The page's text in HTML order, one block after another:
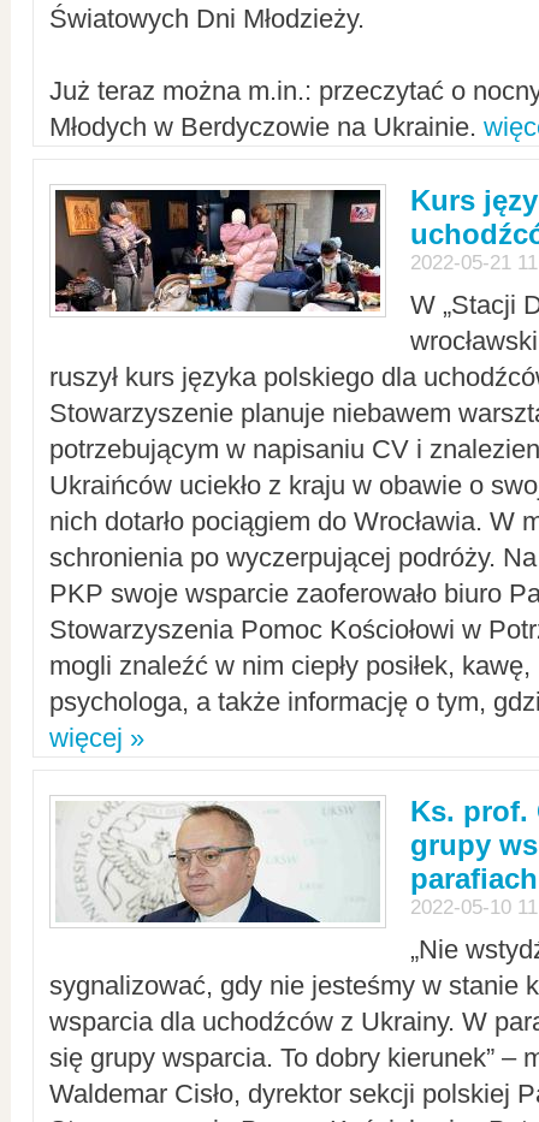
Światowych Dni Młodzieży.
Już teraz można m.in.: przeczytać o
Młodych w Berdyczowie na Ukrainie.
Kurs
2022-05-21
W „Stacji
ruszył kurs języka polskiego dla
Stowarzyszenie planuje niebawem
potrzebującym w napisaniu CV i
Ukraińców uciekło z kraju w obawie o
nich dotarło pociągiem do Wrocławia. W
schronienia po wyczerpującej podróży.
PKP swoje wsparcie zaoferowało biuro
Stowarzyszenia Pomoc Kościołowi w
mogli znaleźć w nim ciepły posiłek,
psychologa, a także informację o tym,
więcej »
Ks. prof.
grupy
parafiach
2022-05-10
„Nie
sygnalizować, gdy nie jesteśmy w stanie
wsparcia dla uchodźców z Ukrainy. W
się grupy wsparcia. To dobry kierunek” –
Waldemar Cisło, dyrektor sekcji polskiej